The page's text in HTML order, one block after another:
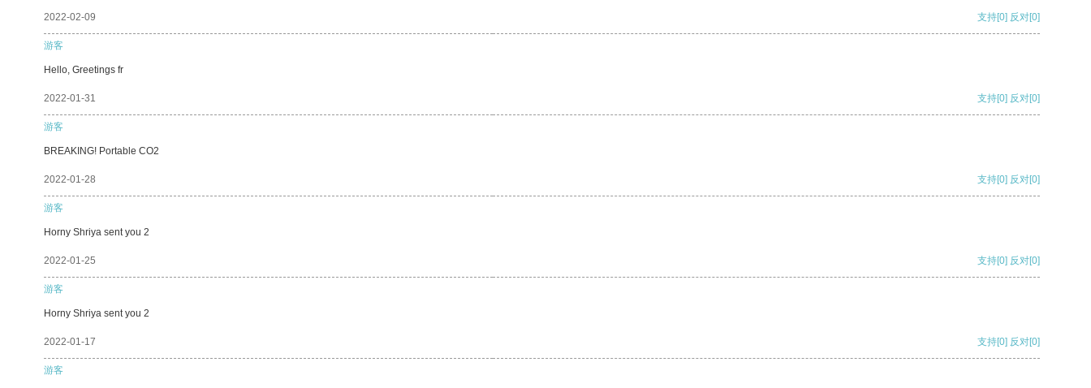
2022-02-09 支持[0] 反对[0]
游客
Hello, Greetings fr
2022-01-31 支持[0] 反对[0]
游客
BREAKING! Portable CO2
2022-01-28 支持[0] 反对[0]
游客
Horny Shriya sent you 2
2022-01-25 支持[0] 反对[0]
游客
Horny Shriya sent you 2
2022-01-17 支持[0] 反对[0]
游客